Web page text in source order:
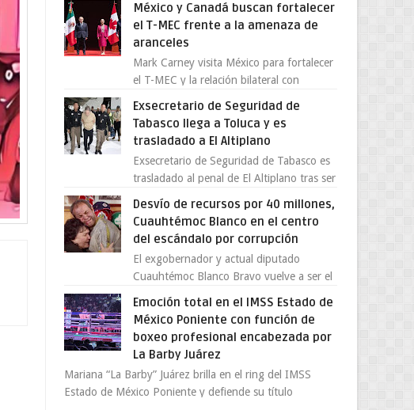
es posible reinve...
México y Canadá buscan fortalecer
el T-MEC frente a la amenaza de
aranceles
Mark Carney visita México para fortalecer
el T-MEC y la relación bilateral con
provocada por la ofen...
Exsecretario de Seguridad de
Tabasco llega a Toluca y es
trasladado a El Altiplano
Exsecretario de Seguridad de Tabasco es
trasladado al penal de El Altiplano tras ser
extraditado a México El exsecretario de
Desvío de recursos por 40 millones,
Cuauhtémoc Blanco en el centro
del escándalo por corrupción
El exgobernador y actual diputado
Cuauhtémoc Blanco Bravo vuelve a ser el
Emoción total en el IMSS Estado de
México Poniente con función de
boxeo profesional encabezada por
La Barby Juárez
Mariana “La Barby” Juárez brilla en el ring del IMSS
Estado de México Poniente y defiende su título